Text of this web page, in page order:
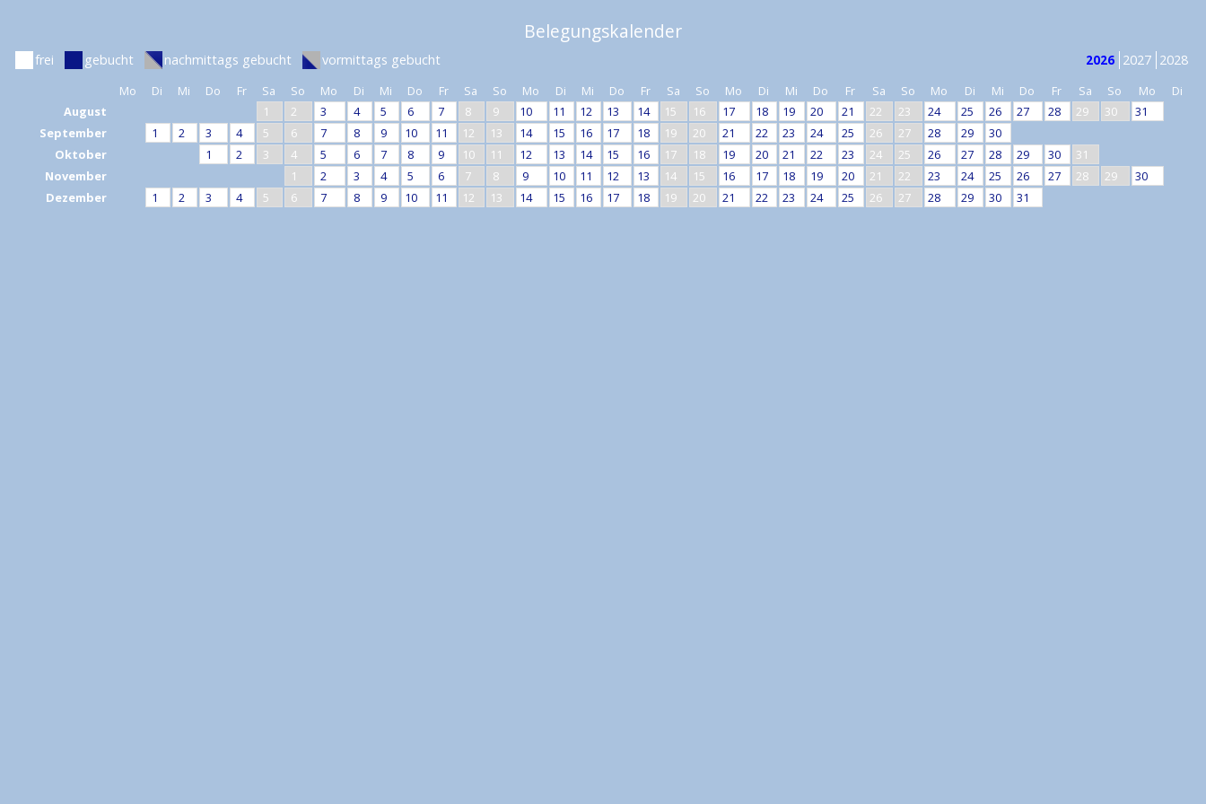
Belegungskalender
frei gebucht nachmittags gebucht vormittags gebucht 2026 2027 2028
Mo Di Mi Do Fr Sa So Mo Di Mi Do Fr Sa So Mo Di Mi Do Fr Sa So Mo Di Mi Do Fr Sa So Mo Di Mi Do Fr Sa So Mo
Di
August
1 2 3 4 5 6 7 8 9 10 11 12 13 14 15 16 17 18 19 20 21 22 23 24 25 26 27 28 29 30
31
September
1 2 3 4 5 6 7 8 9 10 11 12 13 14 15 16 17 18 19 20 21 22 23 24 25 26 27 28 29
30
Oktober
1 2 3 4 5 6 7 8 9 10 11 12 13 14 15 16 17 18 19 20 21 22 23 24 25 26 27 28 29 30
31
November
1 2 3 4 5 6 7 8 9 10 11 12 13 14 15 16 17 18 19 20 21 22 23 24 25 26 27 28 29
30
Dezember
1 2 3 4 5 6 7 8 9 10 11 12 13 14 15 16 17 18 19 20 21 22 23 24 25 26 27 28 29 30 31